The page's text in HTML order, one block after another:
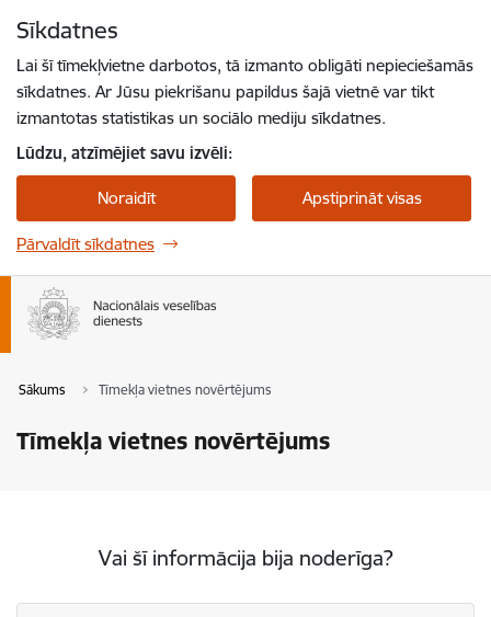
Sīkdatnes
Lai šī tīmekļvietne darbotos, tā izmanto obligāti nepieciešamās
sīkdatnes. Ar Jūsu piekrišanu papildus šajā vietnē var tikt
izmantotas statistikas un sociālo mediju sīkdatnes.
Lūdzu, atzīmējiet savu izvēli:
Noraidīt Apstiprināt visas
Pārvaldīt sīkdatnes
Sākums Tīmekļa vietnes novērtējums
Tīmekļa vietnes novērtējums
Vai šī informācija bija noderīga?